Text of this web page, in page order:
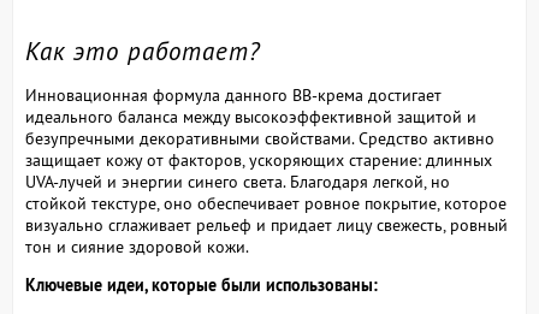
Как это работает?
Инновационная формула данного BB-крема достигает
идеального баланса между высокоэффективной защитой и
безупречными декоративными свойствами. Средство активно
защищает кожу от факторов, ускоряющих старение: длинных
UVA-лучей и энергии синего света. Благодаря легкой, но
стойкой текстуре, оно обеспечивает ровное покрытие, которое
визуально сглаживает рельеф и придает лицу свежесть, ровный
тон и сияние здоровой кожи.
Ключевые идеи, которые были использованы: